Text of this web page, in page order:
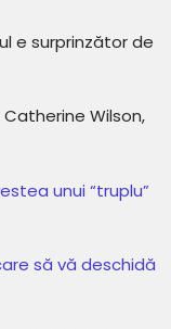
e surprinzător de
Wilson,
unui “truplu”
să vă deschidă